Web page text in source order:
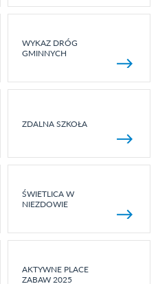
WYKAZ DRÓG
GMINNYCH
ZDALNA SZKOŁA
ŚWIETLICA W
NIEZDOWIE
AKTYWNE PLACE
ZABAW 2025